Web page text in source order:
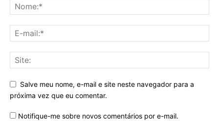
Salve meu nome, e-mail e site neste navegador para a
próxima vez que eu comentar.
Notifique-me sobre novos comentários por e-mail.